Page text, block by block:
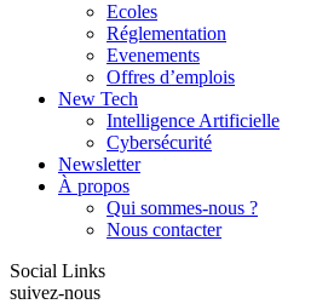
Ecoles
Réglementation
Evenements
Offres d’emplois
New Tech
Intelligence Artificielle
Cybersécurité
Newsletter
À propos
Qui sommes-nous ?
Nous contacter
Social Links
suivez-nous